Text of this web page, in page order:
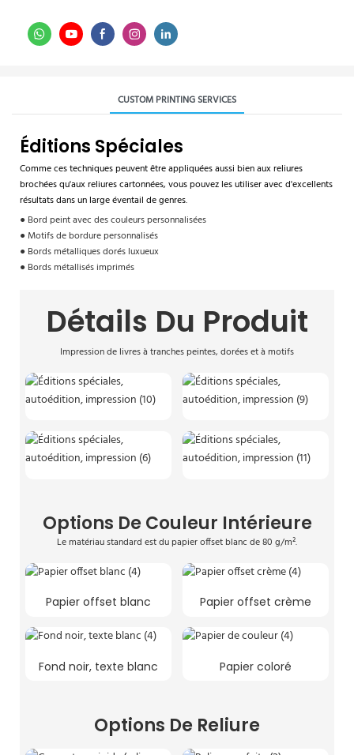
CUSTOM PRINTING SERVICES
Éditions Spéciales
Comme ces techniques peuvent être appliquées aussi bien aux reliures
brochées qu'aux reliures cartonnées, vous pouvez les utiliser avec d'excellents
résultats dans un large éventail de genres.
● Bord peint avec des couleurs personnalisées
● Motifs de bordure personnalisés
● Bords métalliques dorés luxueux
● Bords métallisés imprimés
Détails Du Produit
Impression de livres à tranches peintes, dorées et à motifs
Options De Couleur Intérieure
Le matériau standard est du papier offset blanc de 80 g/m².
Papier offset blanc Papier offset crème
Fond noir, texte blanc Papier coloré
Options De Reliure